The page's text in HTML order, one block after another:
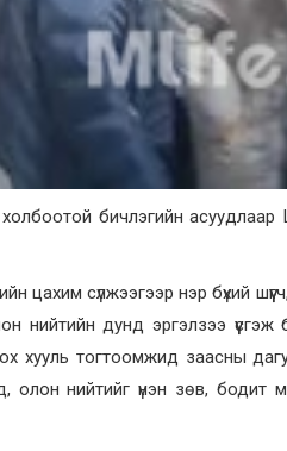
бичлэгийн
цахим сүлжээгээр нэр бүхий
нийтийн дунд эргэлзээ
хууль тогтоомжид заасны
олон нийтийг үнэн зөв, бодит